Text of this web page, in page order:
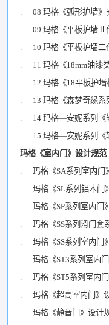
. 08 玛格《弧形护墙》
. 09 玛格《平板护墙Ⅱ
. 10 玛格《平板护墙二
. 11 玛格《18mm油漆
. 12 玛格《18平板护墙
. 13 玛格《森梦奇缘系
. 14 玛格—安妮系列《
. 15 玛格—安妮系列《
玛格《室内门》设计规范
. 玛格《SA系列室内门
. 玛格《SL系列铝木门
. 玛格《SP系列室内门
. 玛格《SS系列滑门套
. 玛格《SS系列室内门
. 玛格《ST3系列室内
. 玛格《ST5系列室内
. 玛格《超高室内门》
. 玛格《静音门》设计